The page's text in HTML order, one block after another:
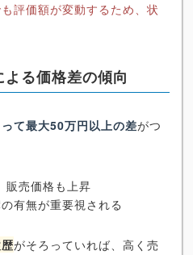
評価額が変動するため、状
る価格差の傾向
て最大50万円以上の差がつ
販売価格も上昇
有無が重要視される
がそろっていれば、高く売